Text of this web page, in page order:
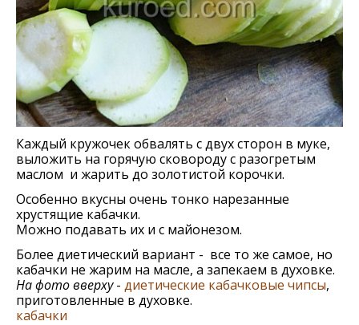
Каждый кружочек обвалять с двух сторон в муке,
выложить на горячую сковороду с разогретым
маслом и жарить до золотистой корочки.
Особенно вкусны очень тонко нарезанные
хрустящие кабачки.
Можно подавать их и с майонезом.
Более диетический вариант - все то же самое, но
кабачки не жарим на масле, а запекаем в духовке.
На фото вверху- диетические кабачковые чипсы,
приготовленные в духовке.
кабачки